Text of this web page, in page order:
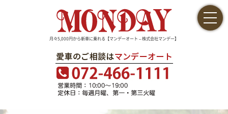
月々5,000円から新車に乗れる【マンデーオート – 株式会社マンデー】